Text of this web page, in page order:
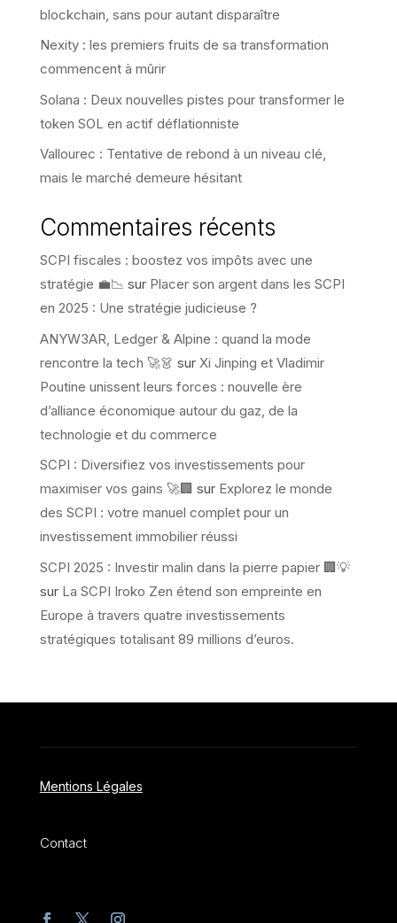
blockchain, sans pour autant disparaître
Nexity : les premiers fruits de sa transformation
commencent à mûrir
Solana : Deux nouvelles pistes pour transformer le
token SOL en actif déflationniste
Vallourec : Tentative de rebond à un niveau clé,
mais le marché demeure hésitant
Commentaires récents
SCPI fiscales : boostez vos impôts avec une
stratégie 💼📉 sur Placer son argent dans les SCPI
en 2025 : Une stratégie judicieuse ?
ANYW3AR, Ledger & Alpine : quand la mode
rencontre la tech 🚀👗 sur Xi Jinping et Vladimir
Poutine unissent leurs forces : nouvelle ère
d’alliance économique autour du gaz, de la
technologie et du commerce
SCPI : Diversifiez vos investissements pour
maximiser vos gains 🚀🏢 sur Explorez le monde
des SCPI : votre manuel complet pour un
investissement immobilier réussi
SCPI 2025 : Investir malin dans la pierre papier 🏢💡
sur La SCPI Iroko Zen étend son empreinte en
Europe à travers quatre investissements
stratégiques totalisant 89 millions d’euros.
Mentions Légales
Contact